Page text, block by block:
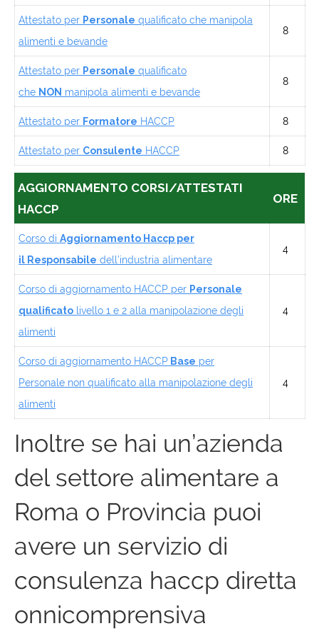
Attestato per Personale qualificato che manipola
alimenti e bevande
8
Attestato per Personale qualificato
che NON manipola alimenti e bevande
8
Attestato per Formatore HACCP 8
Attestato per Consulente HACCP 8
AGGIORNAMENTO CORSI/ATTESTATI
HACCP
ORE
Corso di Aggiornamento Haccp per
il Responsabile dell’industria alimentare
4
Corso di aggiornamento HACCP per Personale
qualificato livello 1 e 2 alla manipolazione degli
alimenti
4
Corso di aggiornamento HACCP Base per
Personale non qualificato alla manipolazione degli
alimenti
4
Inoltre se hai un’azienda
del settore alimentare a
Roma o Provincia puoi
avere un servizio di
consulenza haccp diretta
onnicomprensiva